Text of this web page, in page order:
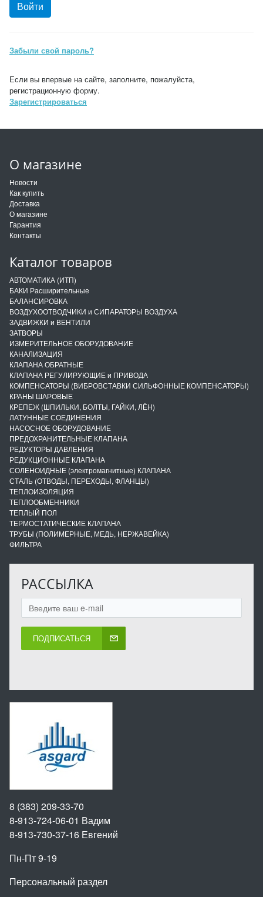
Забыли свой пароль?
Если вы впервые на сайте, заполните, пожалуйста,
регистрационную форму.
Зарегистрироваться
О магазине
Новости
Как купить
Доставка
О магазине
Гарантия
Контакты
Каталог товаров
АВТОМАТИКА (ИТП)
БАКИ Расширительные
БАЛАНСИРОВКА
ВОЗДУХООТВОДЧИКИ и СИПАРАТОРЫ ВОЗДУХА
ЗАДВИЖКИ и ВЕНТИЛИ
ЗАТВОРЫ
ИЗМЕРИТЕЛЬНОЕ ОБОРУДОВАНИЕ
КАНАЛИЗАЦИЯ
КЛАПАНА ОБРАТНЫЕ
КЛАПАНА РЕГУЛИРУЮЩИЕ и ПРИВОДА
КОМПЕНСАТОРЫ (ВИБРОВСТАВКИ СИЛЬФОННЫЕ КОМПЕНСАТОРЫ)
КРАНЫ ШАРОВЫЕ
КРЕПЕЖ (ШПИЛЬКИ, БОЛТЫ, ГАЙКИ, ЛЁН)
ЛАТУННЫЕ СОЕДИНЕНИЯ
НАСОСНОЕ ОБОРУДОВАНИЕ
ПРЕДОХРАНИТЕЛЬНЫЕ КЛАПАНА
РЕДУКТОРЫ ДАВЛЕНИЯ
РЕДУКЦИОННЫЕ КЛАПАНА
СОЛЕНОИДНЫЕ (электромагнитные) КЛАПАНА
СТАЛЬ (ОТВОДЫ, ПЕРЕХОДЫ, ФЛАНЦЫ)
ТЕПЛОИЗОЛЯЦИЯ
ТЕПЛООБМЕННИКИ
ТЕПЛЫЙ ПОЛ
ТЕРМОСТАТИЧЕСКИЕ КЛАПАНА
ТРУБЫ (ПОЛИМЕРНЫЕ, МЕДЬ, НЕРЖАВЕЙКА)
ФИЛЬТРА
РАССЫЛКА
ПОДПИСАТЬСЯ
8 (383) 209-33-70
8-913-724-06-01 Вадим
8-913-730-37-16 Евгений
Пн-Пт 9-19
Персональный раздел